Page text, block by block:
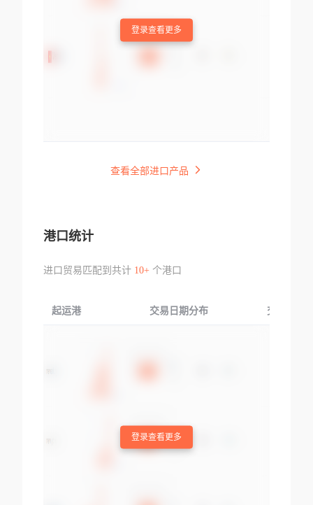
登录查看更多
查看全部进口产品
港口统计
进口贸易匹配到共计 10+个港口
起运港 交易日期分布 交易产品
登录查看更多